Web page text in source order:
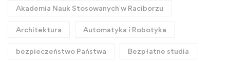
Akademia Nauk Stosowanych w Raciborzu
Architektura Automatyka i Robotyka
bezpieczeństwo Państwa Bezpłatne studia